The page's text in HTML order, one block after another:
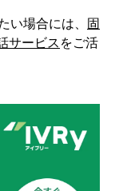
い場合には、
固
サービス をご活